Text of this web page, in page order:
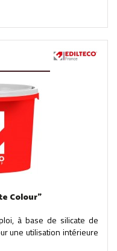
Colour"
à base de silicate de
une utilisation intérieure